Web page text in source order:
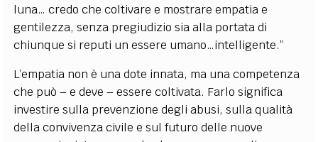
luna… credo che coltivare e mostrare empatia e
gentilezza, senza pregiudizio sia alla portata di
chiunque si reputi un essere umano…intelligente.”
L’empatia non è una dote innata, ma una competenza
che può – e deve – essere coltivata. Farlo significa
investire sulla prevenzione degli abusi, sulla qualità
della convivenza civile e sul futuro delle nuove